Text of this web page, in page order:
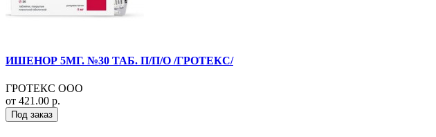
ИШЕНОР 5МГ. №30 ТАБ. П/П/О /ГРОТЕКС/
ГРОТЕКС ООО
от 421.00 р.
Под заказ